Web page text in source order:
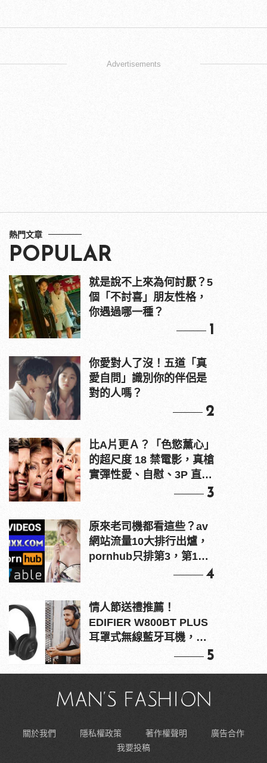
Advertisements
熱門文章
POPULAR
就是說不上來為何討厭？5
個「不討喜」朋友性格，
你遇過哪一種？
1
你愛對人了沒！五道「真
愛自問」識別你的伴侶是
對的人嗎？
2
比A片更Ａ？「色慾薰心」
的超尺度 18 禁電影，真槍
實彈性愛、自慰、3P 直接
3
原來老司機都看這些？av
網站流量10大排行出爐，
pornhub只排第3，第1名
4
情人節送禮推薦！
EDIFIER W800BT PLUS
耳罩式無線藍牙耳機，在
5
關於我們 隱私權政策 著作權聲明
廣告合作
我要投稿